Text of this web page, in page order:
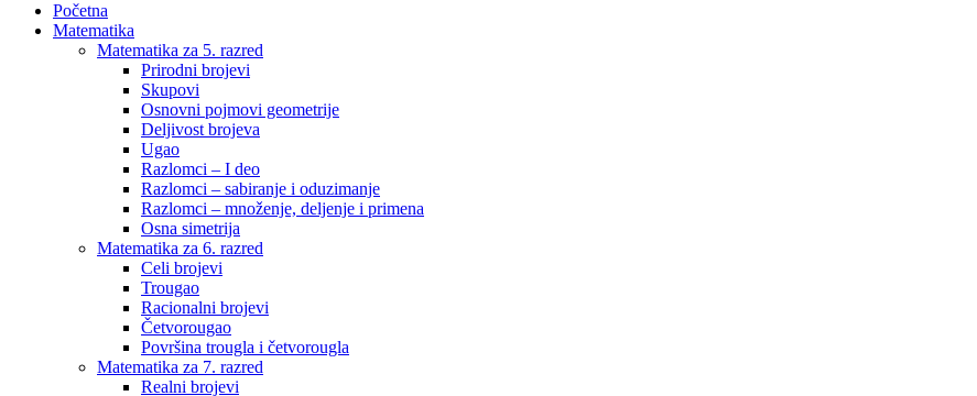
Početna
Matematika
Matematika za 5. razred
Prirodni brojevi
Skupovi
Osnovni pojmovi geometrije
Deljivost brojeva
Ugao
Razlomci – I deo
Razlomci – sabiranje i oduzimanje
Razlomci – množenje, deljenje i primena
Osna simetrija
Matematika za 6. razred
Celi brojevi
Trougao
Racionalni brojevi
Četvorougao
Površina trougla i četvorougla
Matematika za 7. razred
Realni brojevi